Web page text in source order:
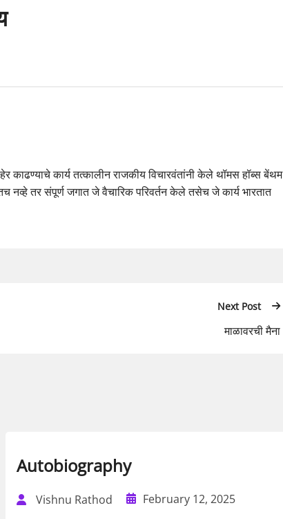
काढण्याचे कार्य तत्कालीन राजकीय विचारवंतांनी केले थॉमस हॉब्स बेंथम
नव्हे तर संपूर्ण जगात जे वैचारिक परिवर्तन केले तसेच जे कार्य भारतात
Next Post
माळावरची मैना
Autobiography
Vishnu Rathod
February 12, 2025